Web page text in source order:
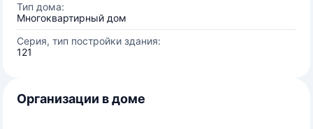
Тип дома:
Многоквартирный дом
Серия, тип постройки здания:
121
Организации в доме